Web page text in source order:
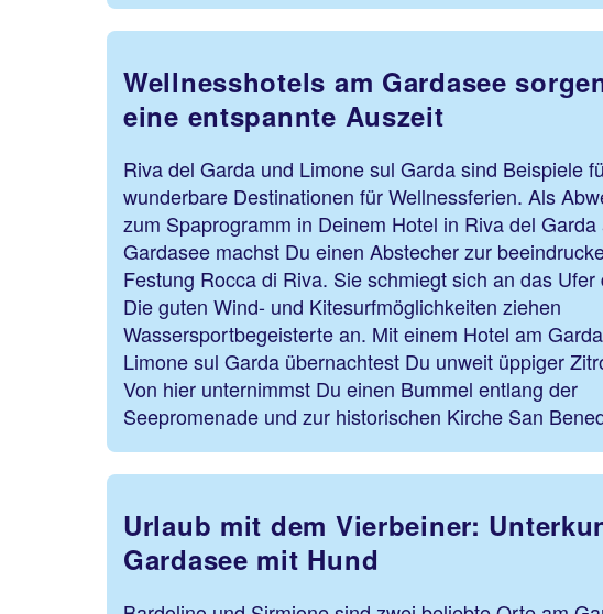
Wellnesshotels am Gardasee
eine entspannte Auszeit
Riva del Garda und Limone sul Garda sind Beispiele
wunderbare Destinationen für Wellnessferien. Als
zum Spaprogramm in Deinem Hotel in Riva del Garda
Gardasee machst Du einen Abstecher zur
Festung Rocca di Riva. Sie schmiegt sich an das Ufer
Die guten Wind- und Kitesurfmöglichkeiten ziehen
Wassersportbegeisterte an. Mit einem Hotel am
Limone sul Garda übernachtest Du unweit üppiger
Von hier unternimmst Du einen Bummel entlang der
Seepromenade und zur historischen Kirche San
Urlaub mit dem Vierbeiner:
Gardasee mit Hund